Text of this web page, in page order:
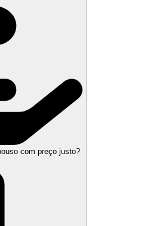
com preço justo?